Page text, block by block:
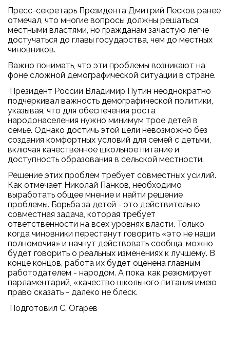
Пресс-секретарь Президента Дмитрий Песков ранее
отмечал, что многие вопросы должны решаться
местными властями, но гражданам зачастую легче
достучаться до главы государства, чем до местных
чиновников.
Важно понимать, что эти проблемы возникают на
фоне сложной демографической ситуации в стране.
Президент России Владимир Путин неоднократно
подчеркивал важность демографической политики,
указывая, что для обеспечения роста
народонаселения нужно минимум трое детей в
семье. Однако достичь этой цели невозможно без
создания комфортных условий для семей с детьми,
включая качественное школьное питание и
доступность образования в сельской местности.
Решение этих проблем требует совместных усилий.
Как отмечает Николай Панков, необходимо
выработать общее мнение и найти решение
проблемы. Борьба за детей - это действительно
совместная задача, которая требует
ответственности на всех уровнях власти. Только
когда чиновники перестанут говорить «это не наши
полномочия» и начнут действовать сообща, можно
будет говорить о реальных изменениях к лучшему. В
конце концов, работа их будет оценена главным
работодателем - народом. А пока, как резюмирует
парламентарий, «качество школьного питания имею
право сказать - далеко не блеск.
Подготовил С. Огарев